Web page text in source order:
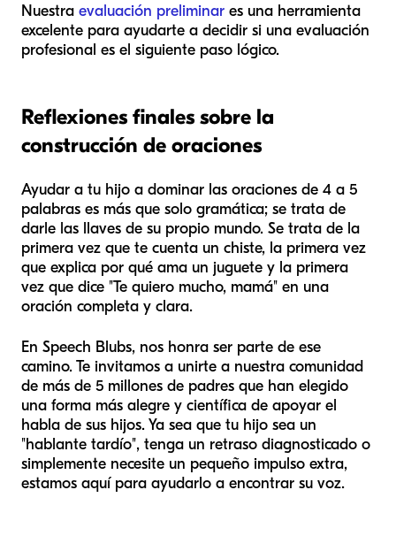
Nuestra evaluación preliminar es una herramienta
excelente para ayudarte a decidir si una evaluación
profesional es el siguiente paso lógico.
Reflexiones finales sobre la
construcción de oraciones
Ayudar a tu hijo a dominar las oraciones de 4 a 5
palabras es más que solo gramática; se trata de
darle las llaves de su propio mundo. Se trata de la
primera vez que te cuenta un chiste, la primera vez
que explica por qué ama un juguete y la primera
vez que dice "Te quiero mucho, mamá" en una
oración completa y clara.
En Speech Blubs, nos honra ser parte de ese
camino. Te invitamos a unirte a nuestra comunidad
de más de 5 millones de padres que han elegido
una forma más alegre y científica de apoyar el
habla de sus hijos. Ya sea que tu hijo sea un
"hablante tardío", tenga un retraso diagnosticado o
simplemente necesite un pequeño impulso extra,
estamos aquí para ayudarlo a encontrar su voz.